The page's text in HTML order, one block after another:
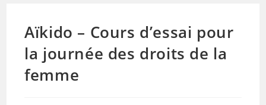
Aïkido – Cours d’essai pour
la journée des droits de la
femme